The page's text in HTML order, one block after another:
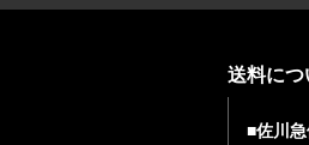
送料につ
■佐川